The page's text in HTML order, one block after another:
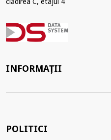
INFORMAȚII
POLITICI